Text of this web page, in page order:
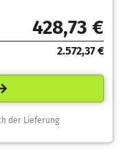
428,73 €
2.572,37 €
der Lieferung